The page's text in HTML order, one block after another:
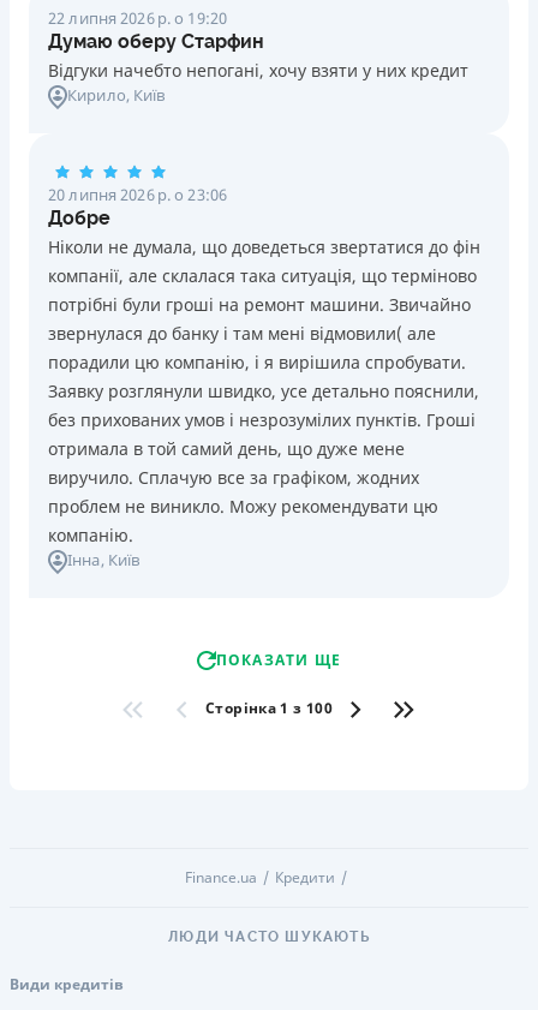
22 липня 2026 р. о 19:20
Думаю оберу Старфин
Відгуки начебто непогані, хочу взяти у них кредит
Кирило, Київ
20 липня 2026 р. о 23:06
Добре
Ніколи не думала, що доведеться звертатися до фін
компанії, але склалася така ситуація, що терміново
потрібні були гроші на ремонт машини. Звичайно
звернулася до банку і там мені відмовили( але
порадили цю компанію, і я вирішила спробувати.
Заявку розглянули швидко, усе детально пояснили,
без прихованих умов і незрозумілих пунктів. Гроші
отримала в той самий день, що дуже мене
виручило. Сплачую все за графіком, жодних
проблем не виникло. Можу рекомендувати цю
компанію.
Інна, Київ
ПОКАЗАТИ ЩЕ
Сторінка 1 з 100
Finance.ua Кредити
ЛЮДИ ЧАСТО ШУКАЮТЬ
Види кредитів